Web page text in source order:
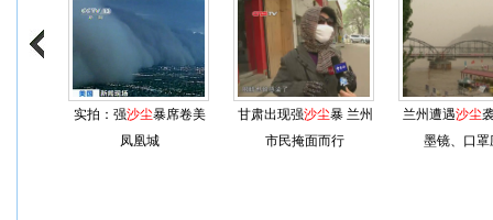
实拍：强沙尘暴席卷美
凤凰城
甘肃出现强沙尘暴 兰州
市民掩面而行
兰州遭遇沙尘
墨镜、口罩